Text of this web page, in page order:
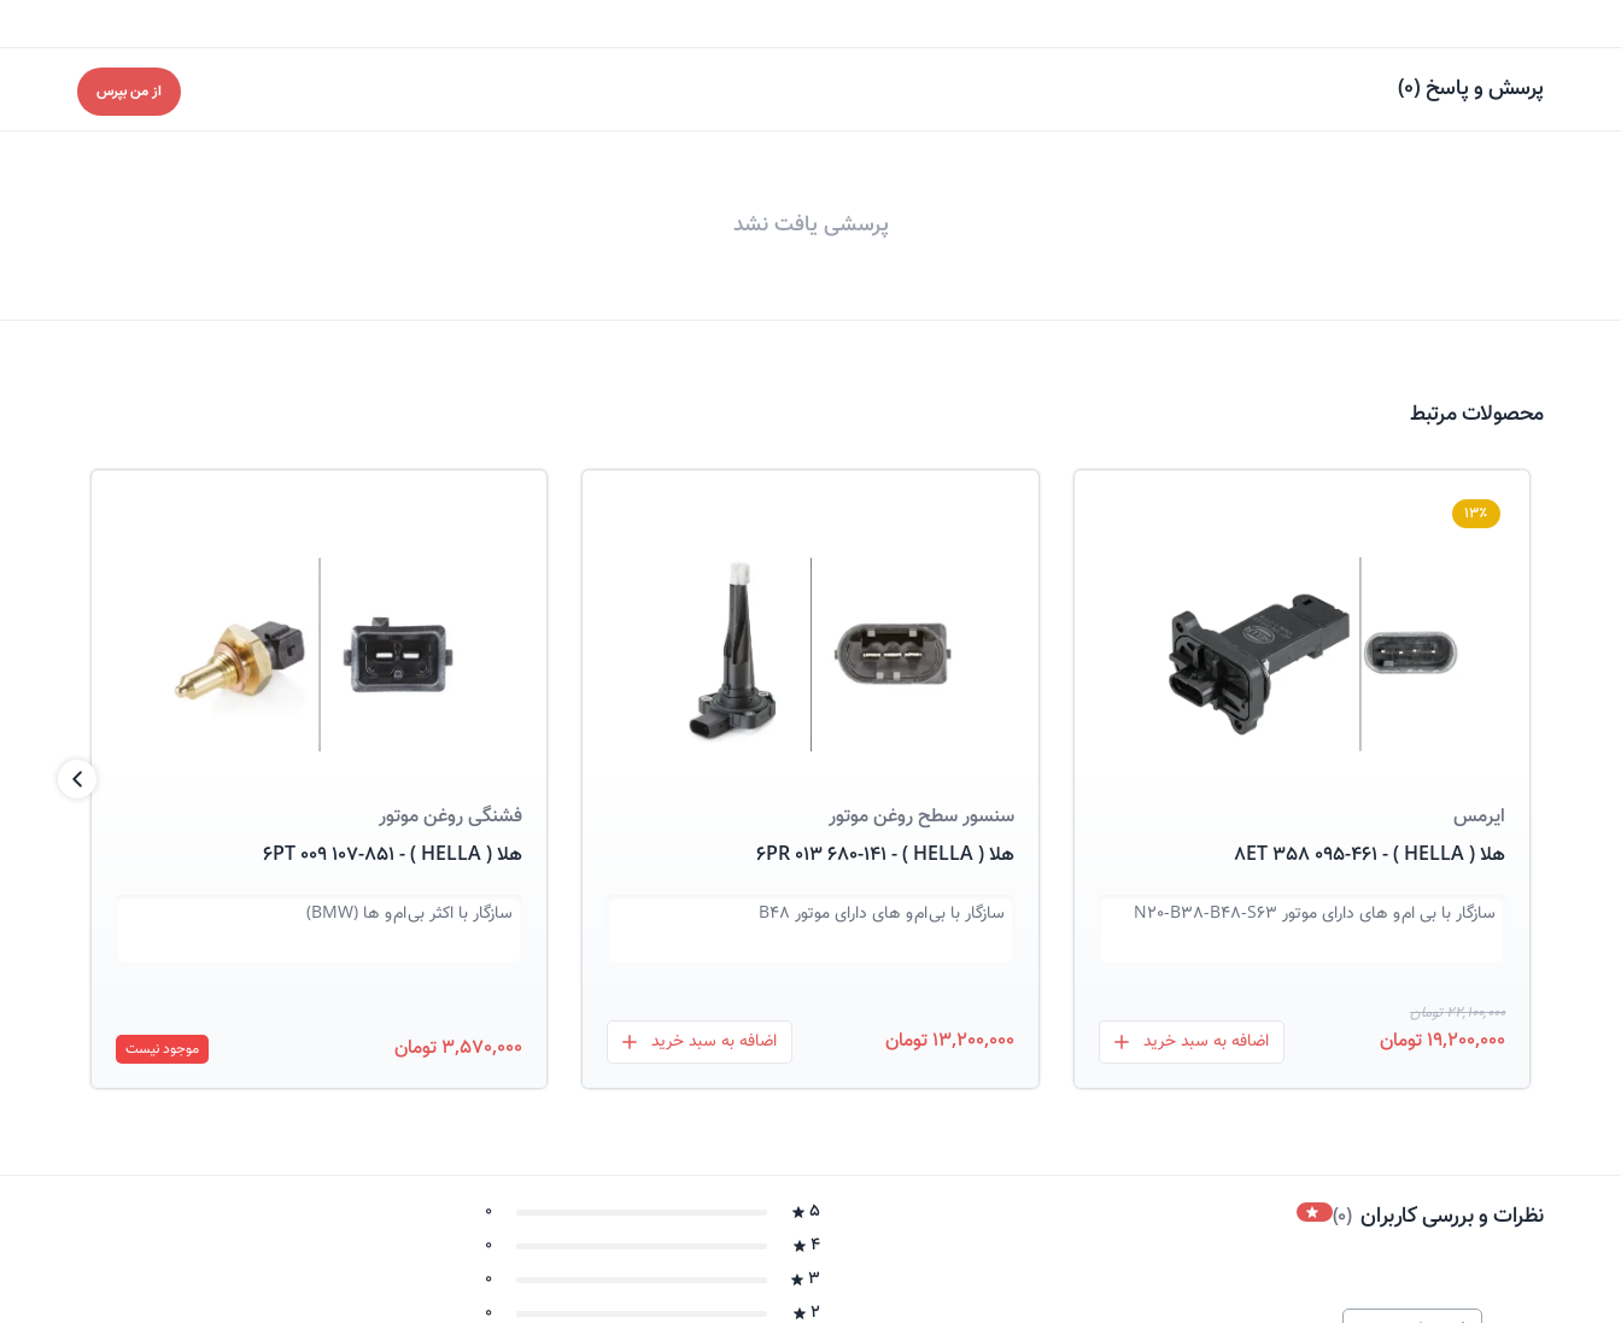
پرسش و پاسخ (
0
) از من بپرس
پرسشی یافت نشد
محصولات مرتبط
عکس کالا
۱۳٪
ایرمس
هلا ( HELLA ) - 8ET 358 095-461
سازگار با بی ام و های دارای موتور N20-B38-B48-S63
22,100,000 تومان
19,200,000 تومان بعلاوه
اضافه به سبد خرید
عکس کالا
سنسور سطح روغن موتور
هلا ( HELLA ) - 6PR 013 680-141
سازگار بابی ام و های دارای موتور B48
13,200,000 تومان بعلاوه
اضافه به سبد خرید
عکس کالا
فشنگی روغن موتور
هلا ( HELLA ) - 6PT 009 107-851
سازگار با اکثر بی ام و ها (BMW)
3,570,000 تومان موجود نیست
بعدی
5
0
4
0
3
0
2
0
نظرات و بررسی کاربران (
0
)